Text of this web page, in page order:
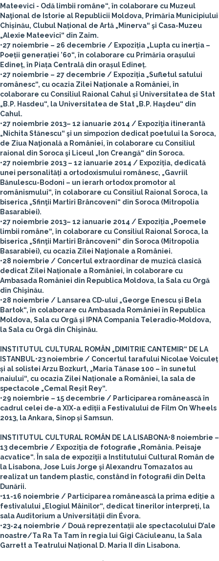
Mateevici - Odă limbii române“, în colaborare cu Muzeul
Naţional de Istorie al Republicii Moldova, Primăria Municipiului
Chișinău, Clubul Național de Artă „Minerva“ şi Casa-Muzeu
„Alexie Mateevici“ din Zaim.
•27 noiembrie – 26 decembrie / Expoziția „Lupta cu inerția –
Poeții generației ’60“, în colaborare cu Primăria orașului
Edineț, în Piața Centrală din orașul Edineț.
•27 noiembrie – 27 decembrie / Expoziția „Sufletul satului
românesc“, cu ocazia Zilei Naționale a României, în
colaborare cu Consiliul Raional Cahul și Universitatea de Stat
„B.P. Hasdeu“, la Universitatea de Stat „B.P. Haşdeu“ din
Cahul.
•27 noiembrie 2013– 12 ianuarie 2014 / Expoziţia itinerantă
„Nichita Stănescu“ şi un simpozion dedicat poetului la Soroca,
de Ziua Naţională a României, în colaborare cu Consiliul
raional din Soroca şi Liceul „Ion Creangă“ din Soroca.
•27 noiembrie 2013 – 12 ianuarie 2014 / Expoziția, dedicată
unei personalități a ortodoxismului românesc, „Gavriil
Bănulescu-Bodoni – un ierarh ortodox promotor al
românismului“, în colaborare cu Consiliul Raional Soroca, la
biserica „Sfinţii Martiri Brâncoveni“ din Soroca (Mitropolia
Basarabiei).
•27 noiembrie 2013– 12 ianuarie 2014 / Expoziția „Poemele
limbii române“, în colaborare cu Consiliul Raional Soroca, la
biserica „Sfinţii Martiri Brâncoveni“ din Soroca (Mitropolia
Basarabiei), cu ocazia Zilei Naţionale a României.
•28 noiembrie / Concertul extraordinar de muzică clasică
dedicat Zilei Naționale a României, în colaborare cu
Ambasada României din Republica Moldova, la Sala cu Orgă
din Chişinău.
•28 noiembrie / Lansarea CD-ului „George Enescu și Bela
Bartok“, în colaborare cu Ambasada României în Republica
Moldova, Sala cu Orgă și IPNA Compania Teleradio-Moldova,
la Sala cu Orgă din Chişinău.
INSTITUTUL CULTURAL ROMÂN „DIMITRIE CANTEMIR“ DE LA
ISTANBUL•23 noiembrie / Concertul tarafului Nicolae Voiculeț
și al solistei Arzu Bozkurt, „Maria Tănase 100 – în sunetul
naiului“, cu ocazia Zilei Naționale a României, la sala de
spectacole „Cemal Reșit Rey“.
•29 noiembrie – 15 decembrie / Participarea românească în
cadrul celei de-a XIX-a ediții a Festivalului de Film On Wheels
2013, la Ankara, Sinop și Samsun.
INSTITUTUL CULTURAL ROMÂN DE LA LISABONA•8 noiembrie –
13 decembrie / Expoziția de fotografie „România. Peisaje
acvatice“. În sala de expoziţii a Institutului Cultural Român de
la Lisabona, Jose Luis Jorge şi Alexandru Tomazatos au
realizat un tandem plastic, constând în fotografii din Delta
Dunării.
•11-16 noiembrie / Participarea românească la prima ediție a
festivalului „Elogiul Mâinilor“, dedicat tinerilor interpreți, la
sala Auditorium a Universității din Évora.
•23-24 noiembrie / Două reprezentații ale spectacolului D’ale
noastre/Ta Ra Ta Tam în regia lui Gigi Căciuleanu, la Sala
Garrett a Teatrului Național D. Maria II din Lisabona.